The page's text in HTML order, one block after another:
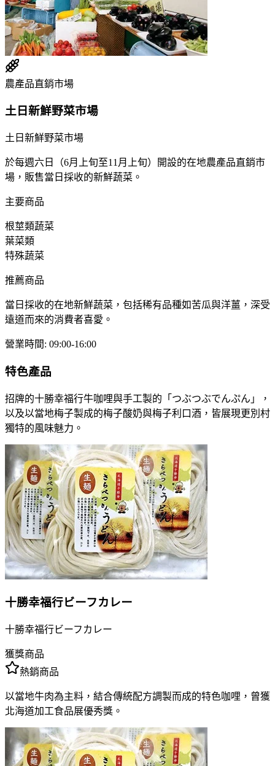
農產品直銷市場
土日新鮮野菜市場
土日新鮮野菜市場
於每週六日（6月上旬至11月上旬）開設的在地農產品直銷市
場，販售當日採收的新鮮蔬菜。
主要商品
根莖類蔬菜
葉菜類
特殊蔬菜
推薦商品
當日採收的在地新鮮蔬菜，包括稀有品種如苦瓜與洋薑，深受
遠道而來的消費者喜愛。
營業時間: 09:00-16:00
特色產品
招牌的十勝幸福行牛咖哩與手工製的「つぶつぶでんぷん」，
以及以當地梅子製成的梅子酸奶與梅子利口酒，皆展現更別村
獨特的風味魅力。
十勝幸福行ビーフカレー
十勝幸福行ビーフカレー
獲獎商品
熱銷商品
以當地牛肉為主料，結合傳統配方調製而成的特色咖哩，曾獲
北海道加工食品展優秀獎。